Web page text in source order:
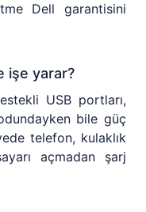
Dell garantisini
işe yarar?
USB portları,
bile güç
telefon, kulaklık
açmadan şarj